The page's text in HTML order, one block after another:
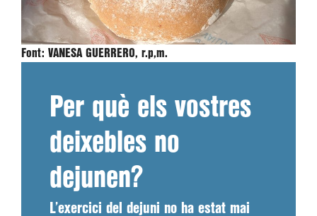
Font: VANESA GUERRERO, r.p,m.
Per què els vostres
deixebles no
dejunen?
L’exercici del dejuni no ha estat mai